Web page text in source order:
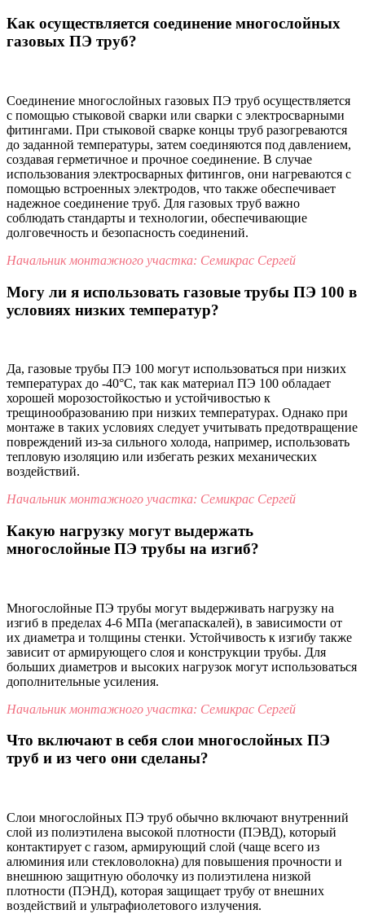
Как осуществляется соединение многослойных
газовых ПЭ труб?
Соединение многослойных газовых ПЭ труб осуществляется
с помощью стыковой сварки или сварки с электросварными
фитингами. При стыковой сварке концы труб разогреваются
до заданной температуры, затем соединяются под давлением,
создавая герметичное и прочное соединение. В случае
использования электросварных фитингов, они нагреваются с
помощью встроенных электродов, что также обеспечивает
надежное соединение труб. Для газовых труб важно
соблюдать стандарты и технологии, обеспечивающие
долговечность и безопасность соединений.
Начальник монтажного участка: Семикрас Сергей
Могу ли я использовать газовые трубы ПЭ 100 в
условиях низких температур?
Да, газовые трубы ПЭ 100 могут использоваться при низких
температурах до -40°C, так как материал ПЭ 100 обладает
хорошей морозостойкостью и устойчивостью к
трещинообразованию при низких температурах. Однако при
монтаже в таких условиях следует учитывать предотвращение
повреждений из-за сильного холода, например, использовать
тепловую изоляцию или избегать резких механических
воздействий.
Начальник монтажного участка: Семикрас Сергей
Какую нагрузку могут выдержать
многослойные ПЭ трубы на изгиб?
Многослойные ПЭ трубы могут выдерживать нагрузку на
изгиб в пределах 4-6 МПа (мегапаскалей), в зависимости от
их диаметра и толщины стенки. Устойчивость к изгибу также
зависит от армирующего слоя и конструкции трубы. Для
больших диаметров и высоких нагрузок могут использоваться
дополнительные усиления.
Начальник монтажного участка: Семикрас Сергей
Что включают в себя слои многослойных ПЭ
труб и из чего они сделаны?
Слои многослойных ПЭ труб обычно включают внутренний
слой из полиэтилена высокой плотности (ПЭВД), который
контактирует с газом, армирующий слой (чаще всего из
алюминия или стекловолокна) для повышения прочности и
внешнюю защитную оболочку из полиэтилена низкой
плотности (ПЭНД), которая защищает трубу от внешних
воздействий и ультрафиолетового излучения.